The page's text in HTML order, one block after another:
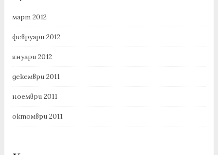
март 2012
февруари 2012
януари 2012
декември 2011
ноември 2011
октомври 2011